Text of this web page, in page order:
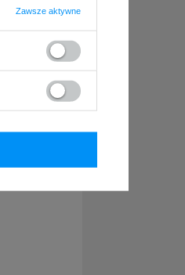
Zawsze aktywne